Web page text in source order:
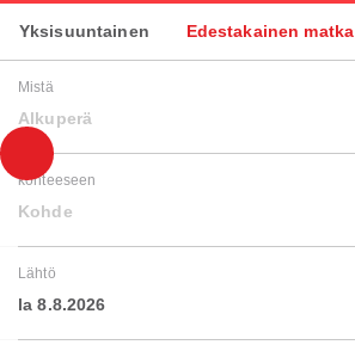
Yksisuuntainen Edestakainen matka
Mistä
Alkuperä
kohteeseen
Kohde
Lähtö
la 8.8.2026